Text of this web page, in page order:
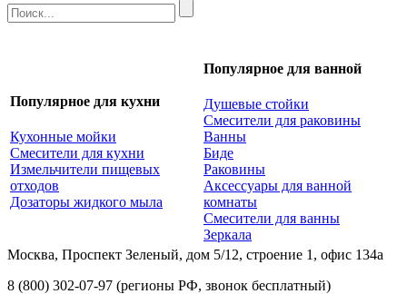
Популярное для кухни
Кухонные мойки
Смесители для кухни
Измельчители пищевых
отходов
Дозаторы жидкого мыла
Популярное для ванной
Душевые стойки
Смесители для раковины
Ванны
Биде
Раковины
Аксессуары для ванной
комнаты
Смесители для ванны
Зеркала
Москва, Проспект Зеленый, дом 5/12, строение 1, офис 134а
8 (800) 302-07-97 (регионы РФ, звонок бесплатный)